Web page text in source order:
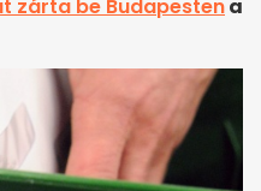
zárta be Budapestena